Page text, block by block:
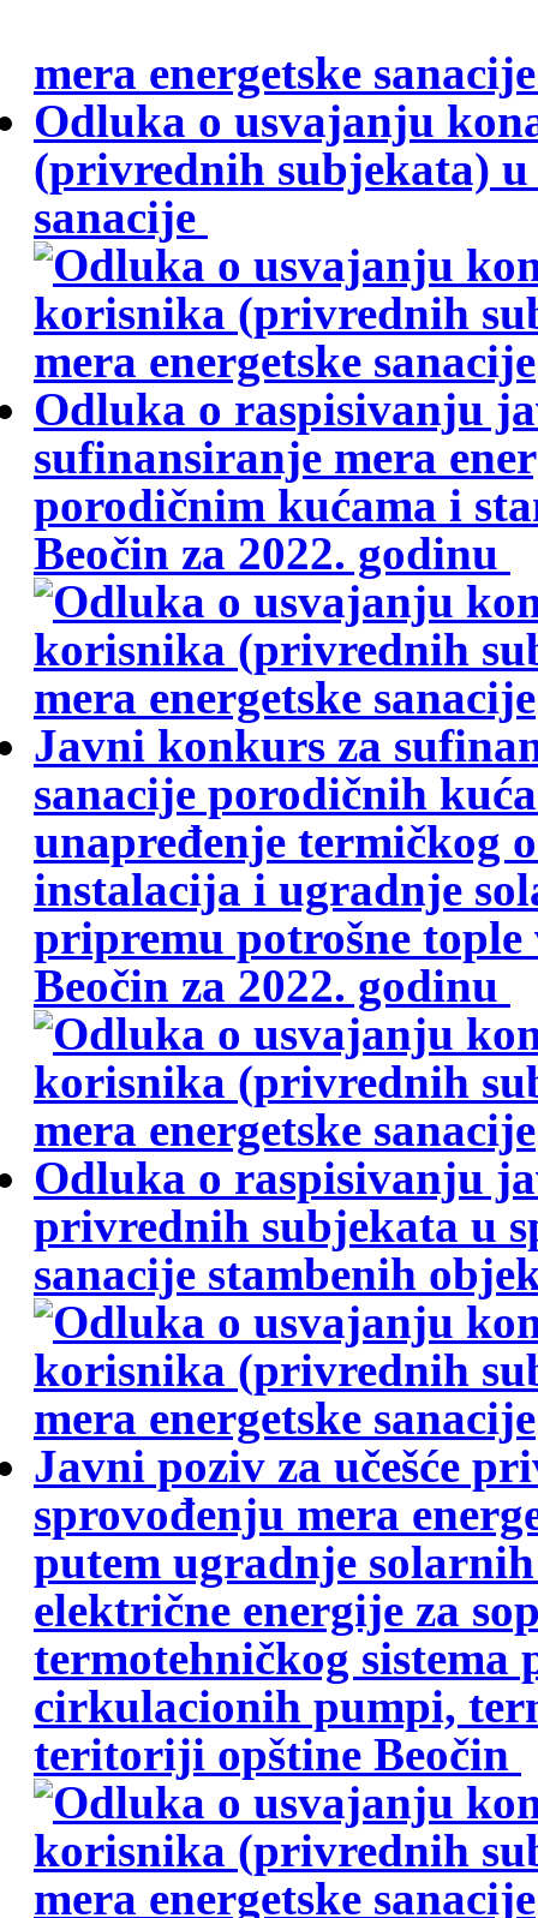
mera energetske
Odluka o usvajanju
(privrednih subjekata) u
sanacije
Odluka o raspisivanju
sufinansiranje mera
porodičnim kućama i
Beočin za 2022. godinu
Javni konkurs za
sanacije porodičnih
unapređenje termičkog
instalacija i ugradnje
pripremu potrošne
Beočin za 2022. godinu
Odluka o raspisivanju
privrednih subjekata u
sanacije stambenih
Javni poziv za učešće
sprovođenju mera
putem ugradnje
električne energije za
termotehničkog
cirkulacionih pumpi,
teritoriji opštine Beočin